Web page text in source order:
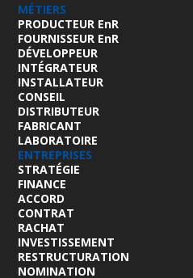
MÉTIERS
PRODUCTEUR EnR
FOURNISSEUR EnR
DÉVELOPPEUR
INTÉGRATEUR
INSTALLATEUR
CONSEIL
DISTRIBUTEUR
FABRICANT
LABORATOIRE
ENTREPRISES
STRATÉGIE
FINANCE
ACCORD
CONTRAT
RACHAT
INVESTISSEMENT
RESTRUCTURATION
NOMINATION